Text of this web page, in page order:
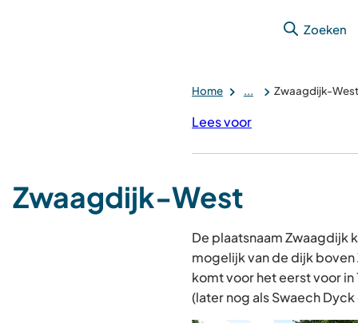
Zoeken
Home ... Zwaagdijk-West
Lees voor
Zwaagdijk-West
De plaatsnaam Zwaagdijk
mogelijk van de dijk
komt voor het eerst voor
(later nog als Swaech